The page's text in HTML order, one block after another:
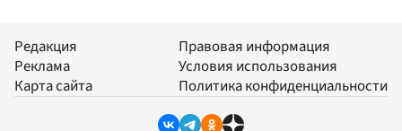
Редакция
Реклама
Карта сайта
Правовая информация
Условия использования
Политика конфиденциальности